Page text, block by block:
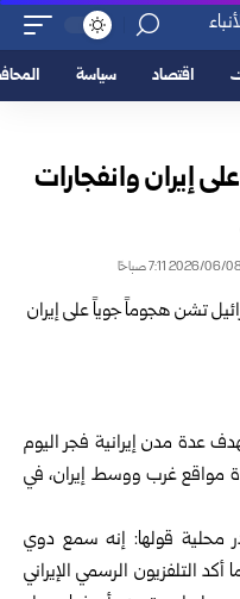
اقتصاد سياسة
إيران وانفجارات
عدة مدن إيرانية فجر اليوم
مواقع غرب ووسط إيران، في
محلية قولها: إنه سمع دوي
التلفزيون الرسمي الإيراني